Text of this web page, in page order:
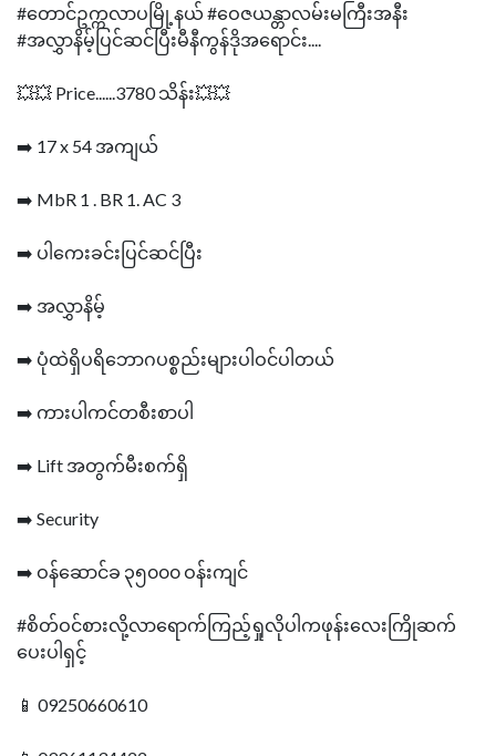
#တောင်ဥက္ကလာပမြို့နယ် #ဝေဇယန္တာလမ်းမကြီးအနီး
#အလွှာနိမ့်ပြင်ဆင်ပြီးမီနီကွန်ဒိုအရောင်း....
💥💥 Price......3780 သိန်း💥💥
➡️ 17 x 54 အကျယ်
➡️ MbR 1 . BR 1. AC 3
➡️ ပါကေးခင်းပြင်ဆင်ပြီး
➡️ အလွှာနိမ့်
➡️ ပုံထဲရှိပရိ‌ဘောဂပစ္စည်းများပါဝင်ပါတယ်
➡️ ကားပါကင်တစီးစာပါ
➡️ Lift အတွက်မီးစက်ရှိ
➡️ Security
➡️ ဝန်ဆောင်ခ ၃၅၀၀၀ ဝန်းကျင်
#စိတ်ဝင်စားလို့လာရောက်ကြည့်ရှုလိုပါကဖုန်းလေးကြိုဆက်
ပေးပါရှင့်
📱 09250660610